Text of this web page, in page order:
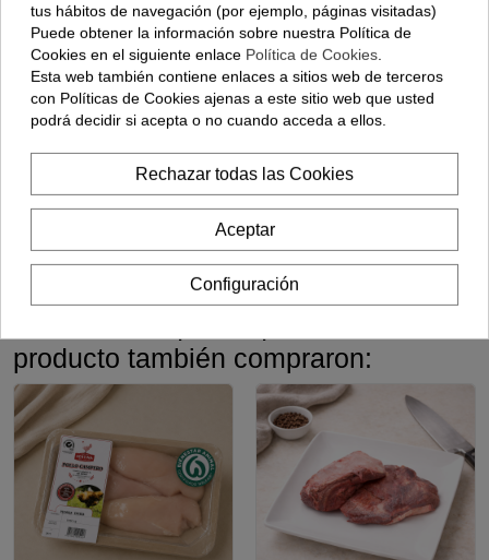
Caldo De
Gallina De
ENVÍO 48H
Pierna De
Cordero
Gramos Aprox)
17,00 €
Añadir
producto también compraron:
tus hábitos de navegación (por ejemplo, páginas visitadas)
Puede obtener la información sobre nuestra Política de
Cookies en el siguiente enlace Política de Cookies
Esta web también contiene enlaces a sitios web de terceros
con Políticas de Cookies ajenas a este sitio web que usted
podrá decidir si acepta o no cuando acceda a ellos.
Rechazar todas las Cookies
Aceptar
Configuración